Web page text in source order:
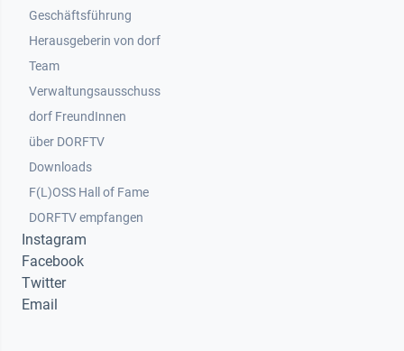
Geschäftsführung
Herausgeberin von dorf
Team
Verwaltungsausschuss
dorf FreundInnen
Footer 3
über DORFTV
Downloads
F(L)OSS Hall of Fame
Footer 4
DORFTV empfangen
Instagram
Facebook
Twitter
Email